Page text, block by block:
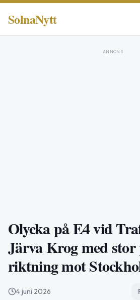
SolnaNytt
ANNONS
Olycka på E4 vid
Järva Krog med
riktning mot
4 juni 2026